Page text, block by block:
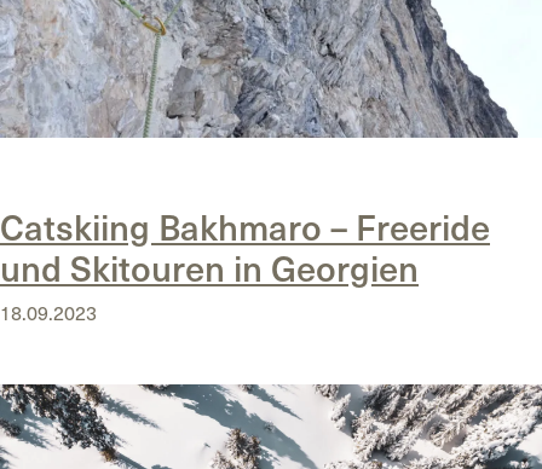
Catskiing Bakhmaro – Freeride
und Skitouren in Georgien
18.09.2023